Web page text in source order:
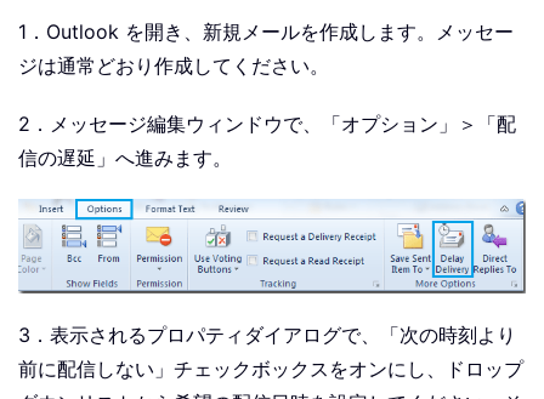
1．Outlook を開き、新規メールを作成します。メッセー
ジは通常どおり作成してください。
2．メッセージ編集ウィンドウで、「オプション」＞「配
信の遅延」へ進みます。
3．表示されるプロパティダイアログで、「次の時刻より
前に配信しない」チェックボックスをオンにし、ドロップ